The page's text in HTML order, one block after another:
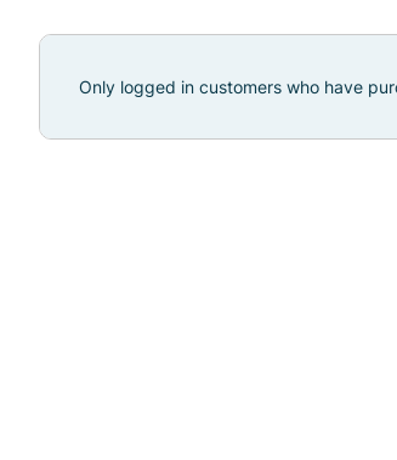
Only logged in customers who have